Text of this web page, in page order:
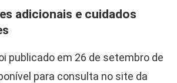
adicionais e cuidados
publicado em 26 de setembro de
para consulta no site da